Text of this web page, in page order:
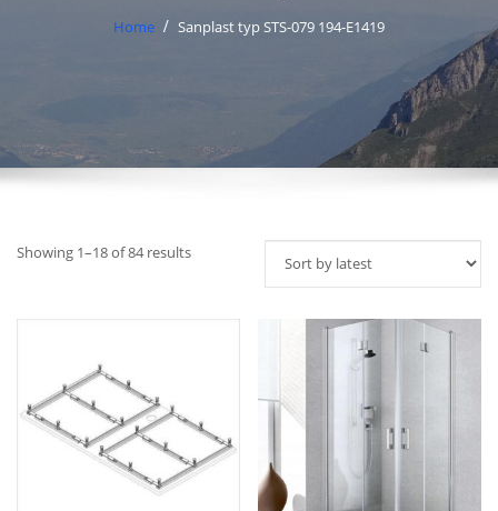
Home Sanplast typ STS-079 194-E1419
Showing 1–18 of 84 results